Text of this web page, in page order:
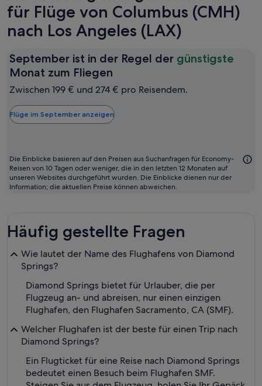
für Flüge von Columbus (CMH)
nach Los Angeles (LAX)
September ist in der Regel der günstigste
Monat zum Fliegen
ist
der
günstigste
Monat
zum
Zwischen 199 € und 274 € pro Reisendem.
Flüge im September anzeigen
Die Einblicke basieren auf den Preisen aus Suchanfragen für Economy-
Reisen von 10 Tagen oder weniger, die in den letzten 12 Monaten auf
unseren Websites durchgeführt wurden. Die Einblicke dienen nur der
Information; die aktuellen Preise können abweichen.
Häufig gestellte Fragen
Wie lautet der Name des Flughafens von Diamond
Springs?
Diamond Springs bietet für Urlauber, die per
Flugzeug an- und abreisen, nur einen einzigen
Flughafen, den Flughafen Sacramento, CA (SMF).
Welcher Flughafen ist der beste für einen Trip nach
Diamond Springs?
Ein Flugticket für eine Reise nach Diamond Springs
bedeutet einen Besuch beim Flughafen SMF.